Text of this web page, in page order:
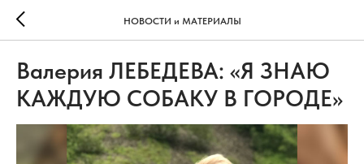
НОВОСТИ и МАТЕРИАЛЫ
Валерия ЛЕБЕДЕВА: «Я ЗНАЮ
КАЖДУЮ СОБАКУ В ГОРОДЕ»